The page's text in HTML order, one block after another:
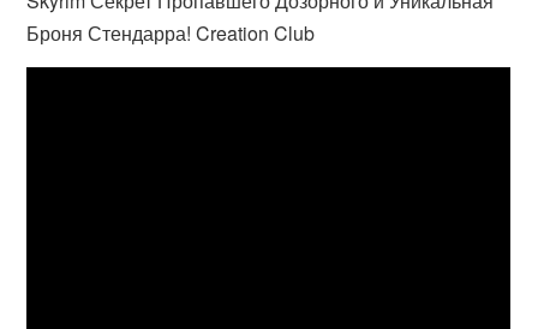
Броня Стендарра! Creation Club